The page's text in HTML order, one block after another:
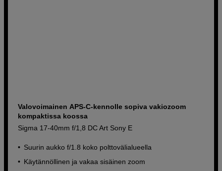
Valovoimainen APS-C-kennolle sopiva vakiozoom
kompaktissa koossa
Sigma 17-40mm f/1,8 DC Art Sony E
Suurin aukko f/1.8 koko polttovälialueella
Käytännöllinen ja vakaa sisäinen zoom